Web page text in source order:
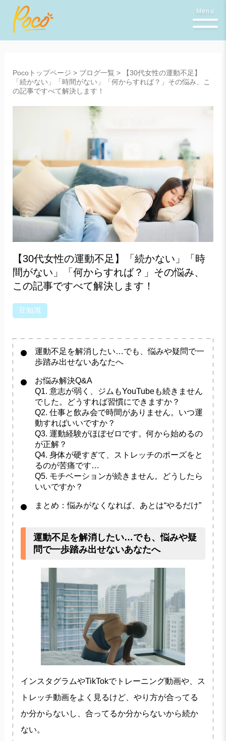
Menu
Pocoトップページ > ブログ一覧 >
【30代女性の運動不足】
「続かない」「時間がない」「何からすれば？」その悩み、こ
の記事ですべて解決します！
【30代女性の運動不足】「続かない」「時
間がない」「何からすれば？」その悩み、
この記事ですべて解決します！
豆知識
運動不足を解消したい…でも、悩みや疑問で一
歩踏み出せないあなたへ
お悩み解決Q&A
Q1. 意志が弱く、ジムもYouTubeも続きません
でした。どうすれば習慣にできますか？
Q2. 仕事と飲み会で時間がありません。いつ運
動すればいいですか？
Q3. 運動経験がほぼゼロです。何から始めるの
が正解？
Q4. 身体が硬すぎて、ストレッチのポーズをと
るのが苦痛です…
Q5. モチベーションが続きません。どうしたら
いいですか？
まとめ：悩みがなくなれば、あとは“やるだけ”
運動不足を解消したい…でも、悩みや疑
問で一歩踏み出せないあなたへ
インスタグラムやTikTokでトレーニング動画や、ス
トレッチ動画をよく見るけど、やり方が合ってる
か分からないし、合ってるか分からないから続か
ない。